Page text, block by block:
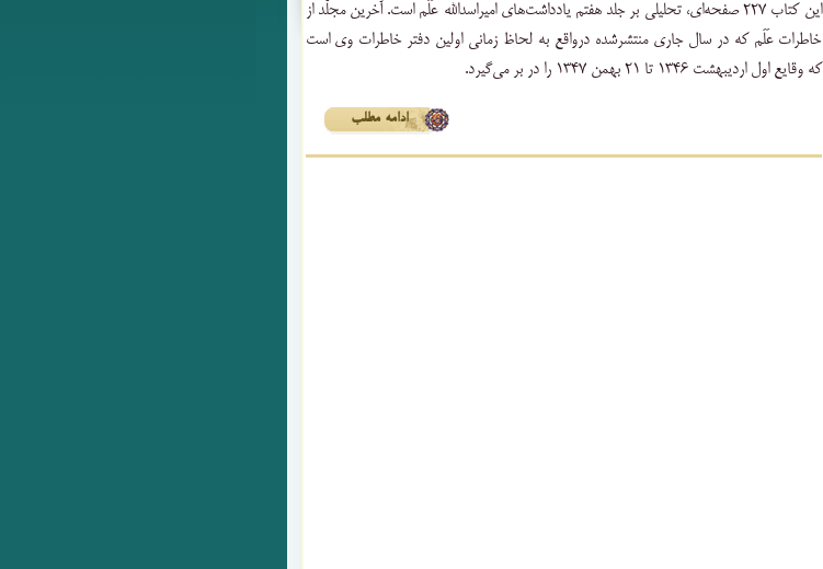
این کتاب ۲۲۷ صفحه‌ای، تحلیلی بر جلد هفتم یادداشت‌های امیراسدالله عَلَم است. آخرین مجلّد از
خاطرات عَلَم که در سال جاری منتشرشده درواقع به لحاظ زمانی اولین دفتر خاطرات وی است
که وقایع اول اردیبهشت ۱۳۴۶ تا ۲۱ بهمن ۱۳۴۷ را در بر می‌گیرد.
ادامه مطلب